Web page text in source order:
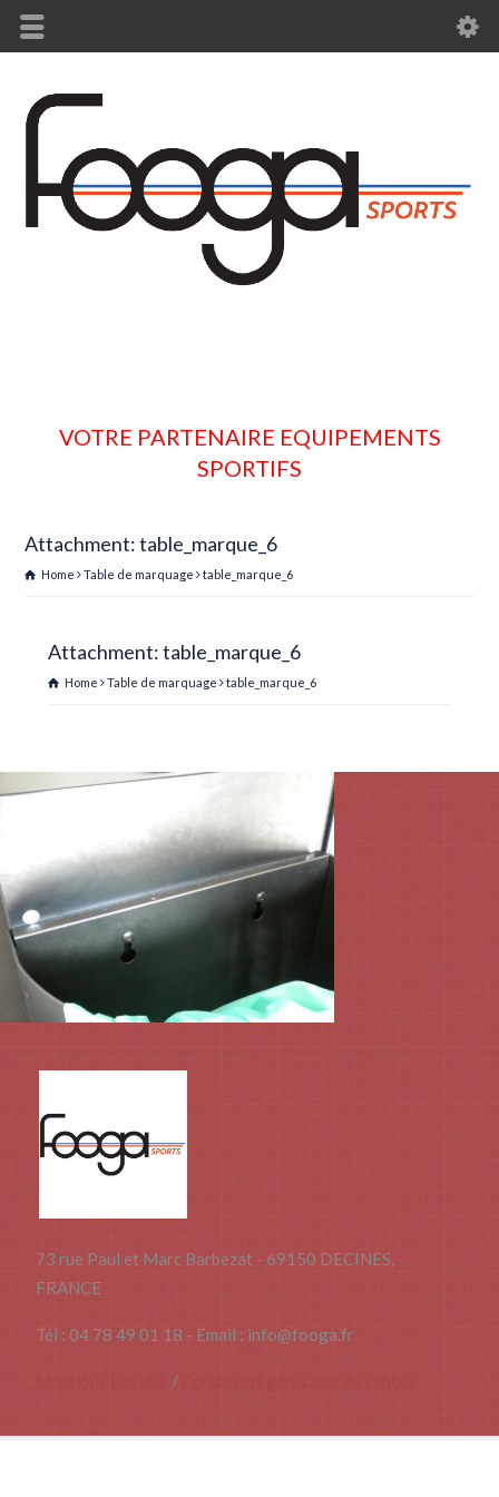
VOTRE PARTENAIRE EQUIPEMENTS
SPORTIFS
Attachment: table_marque_6
Home Table de marquage table_marque_6
Attachment: table_marque_6
Home Table de marquage table_marque_6
73 rue Paul et Marc Barbezat - 69150 DECINES,
FRANCE
Tél : 04 78 49 01 18 - Email : info@fooga.fr
/